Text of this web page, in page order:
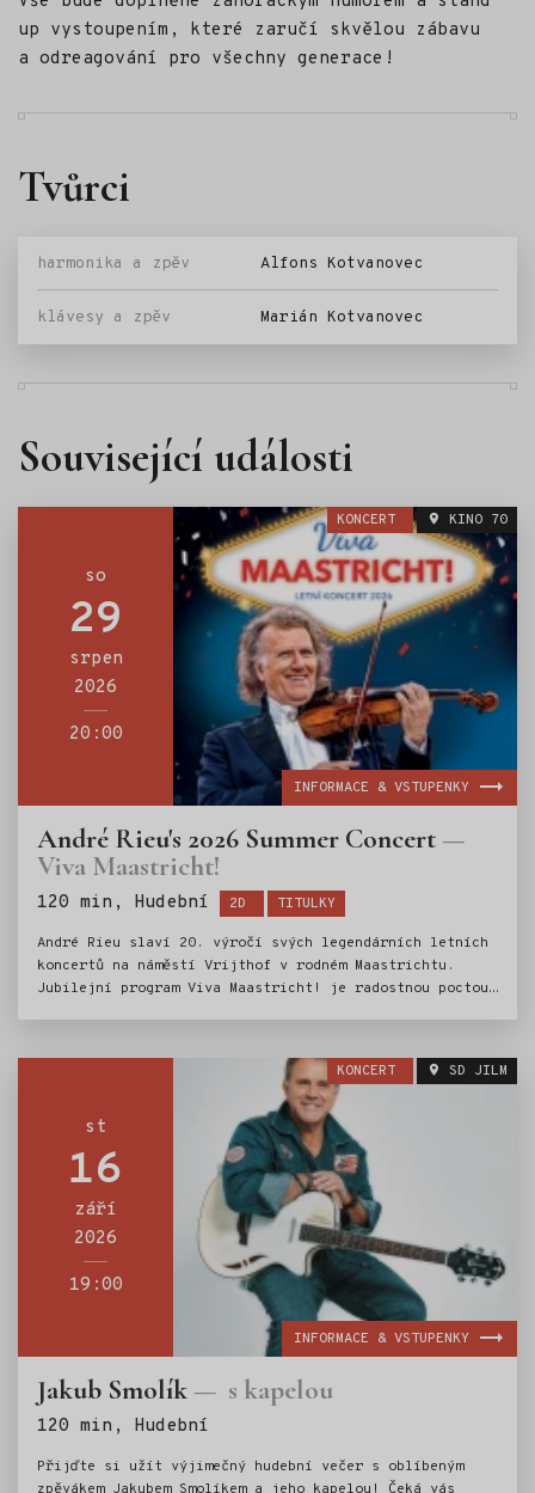
up vystoupením, které zaručí skvělou zábavu
a odreagování pro všechny generace!
Tvůrci
harmonika a zpěv Alfons Kotvanovec
klávesy a zpěv Marián Kotvanovec
Související události
so
29
srpen
2026
20:00
KONCERT KINO 70
André Rieu's 2026 Summer Concert
Viva Maastricht!
120 min, Hudební Štítky:
2D TITULKY
André Rieu slaví 20. výročí svých legendárních letních
koncertů na náměstí Vrijthof v rodném Maastrichtu.
Jubilejní program Viva Maastricht! je radostnou poctou
koncertních večerů.
INFORMACE & VSTUPENKY
st
16
září
2026
19:00
KONCERT SD JILM
Jakub Smolík s kapelou
120 min, Hudební
Přijďte si užít výjimečný hudební večer s oblíbeným
INFORMACE & VSTUPENKY